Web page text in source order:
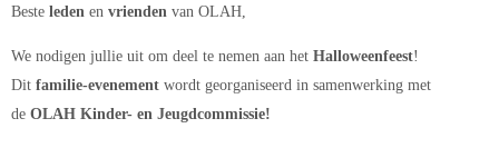
Beste leden en vrienden van OLAH,
We nodigen jullie uit om deel te nemen aan het Halloweenfeest!
Dit familie-evenement wordt georganiseerd in samenwerking met
de OLAH Kinder- en Jeugdcommissie!